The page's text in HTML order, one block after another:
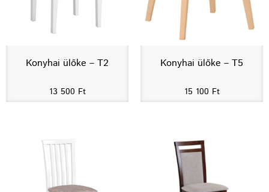
Konyhai ülőke – T2
13 500 Ft
Konyhai ülőke – T5
15 100 Ft